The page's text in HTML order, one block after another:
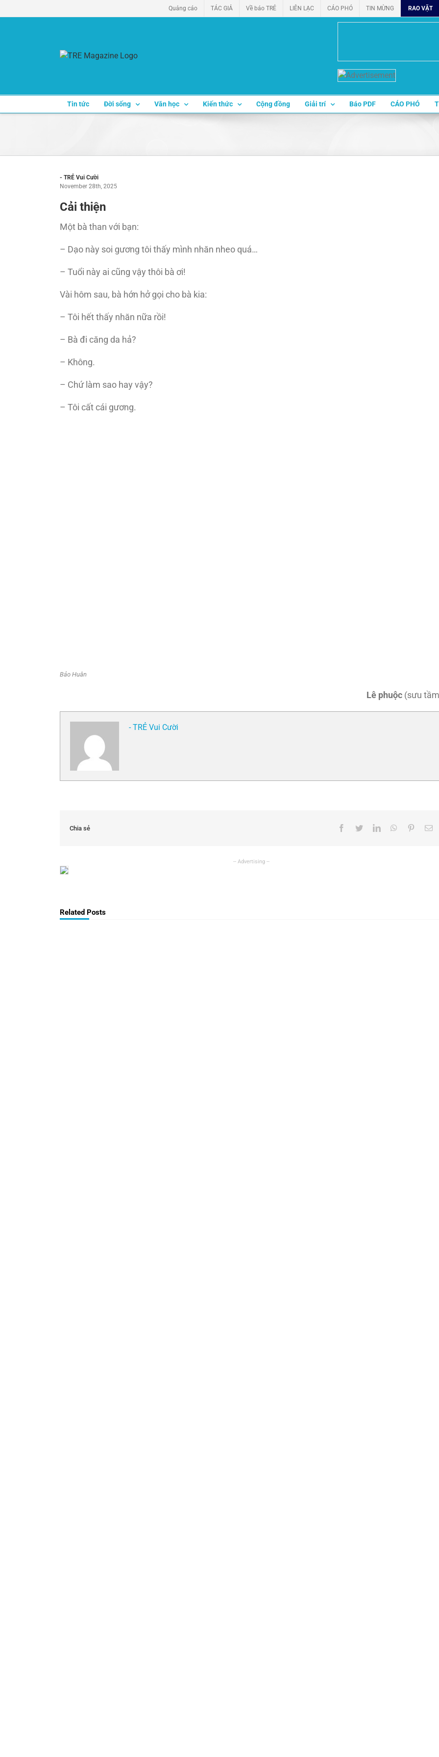
to
Quảng cáo TÁC GIẢ Về báo TRẺ LIÊN LẠC CÁO PHÓ TIN MỪNG RAO VẶT
Tin tức Đời sống Văn học Kiến thức Cộng đồng Giải trí Báo PDF CÁO PHÓ
- TRẺ Vui Cười
November 28th, 2025
Cải thiện
Một bà than với bạn:
– Dạo này soi gương tôi thấy mình nhăn nheo quá…
– Tuổi này ai cũng vậy thôi bà ơi!
Vài hôm sau, bà hớn hở gọi cho bà kia:
– Tôi hết thấy nhăn nữa rồi!
– Bà đi căng da hả?
– Không.
– Chứ làm sao hay vậy?
– Tôi cất cái gương.
Bảo Huân
Lê phuộc (sưu
- TRẺ Vui Cười
Chia sẻ Facebook
TwitterLinkedInWhatsApp
Pinterest
Related Posts